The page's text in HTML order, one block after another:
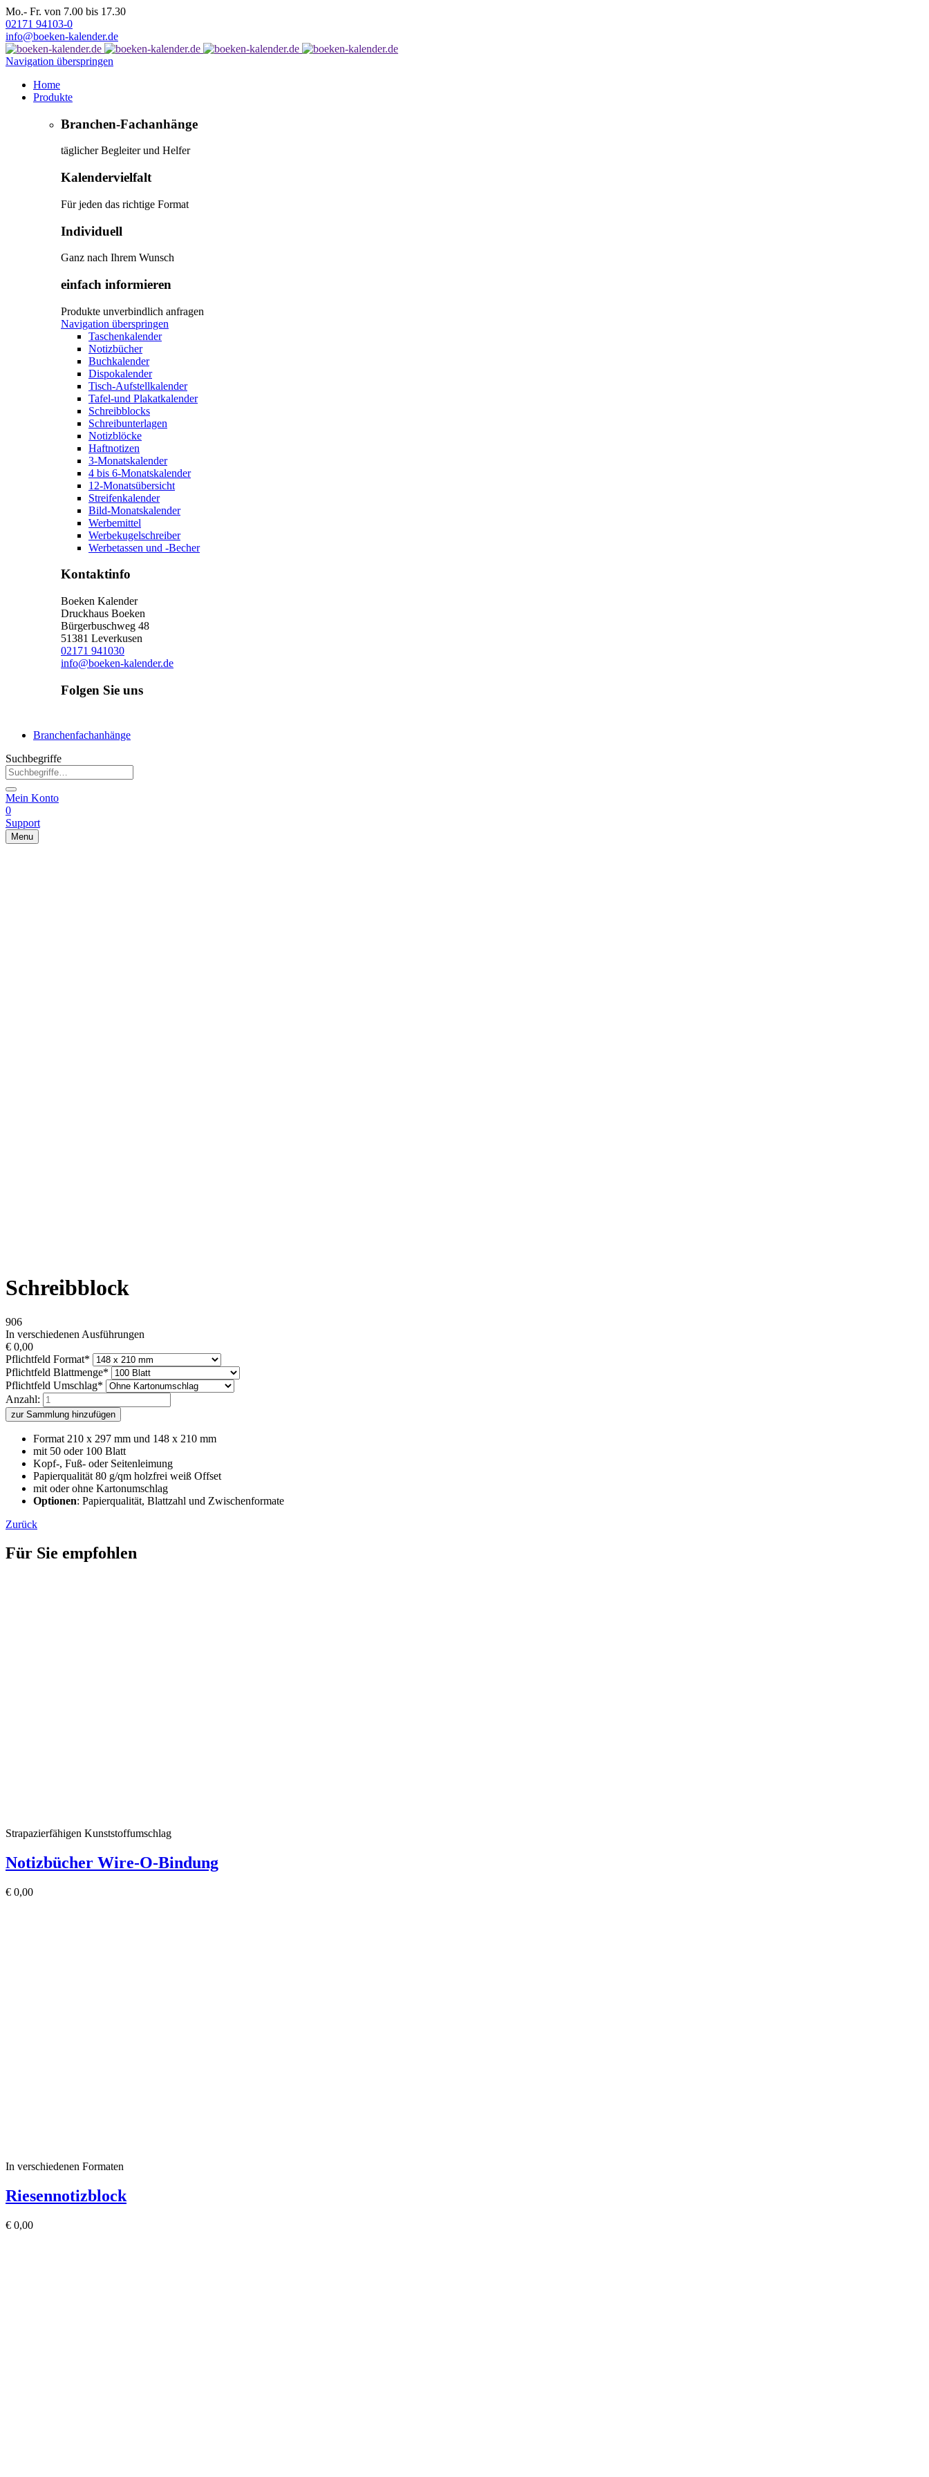
Mo.- Fr. von 7.00 bis 17.30
02171 94103-0
info@boeken-kalender.de
Navigation überspringen
Home
Produkte
Branchen-Fachanhänge
täglicher Begleiter und Helfer
Kalendervielfalt
Für jeden das richtige Format
Individuell
Ganz nach Ihrem Wunsch
einfach informieren
Produkte unverbindlich anfragen
Navigation überspringen
Taschenkalender
Notizbücher
Buchkalender
Dispokalender
Tisch-Aufstellkalender
Tafel-und Plakatkalender
Schreibblocks
Schreibunterlagen
Notizblöcke
Haftnotizen
3-Monatskalender
4 bis 6-Monatskalender
12-Monatsübersicht
Streifenkalender
Bild-Monatskalender
Werbemittel
Werbekugelschreiber
Werbetassen und -Becher
Kontaktinfo
Boeken Kalender
Druckhaus Boeken
Bürgerbuschweg 48
51381 Leverkusen
02171 941030
info@boeken-kalender.de
Folgen Sie uns
Branchenfachanhänge
Suchbegriffe
Mein Konto
0
Support
Menu
Schreibblock
906
In verschiedenen Ausführungen
€ 0,00
Pflichtfeld Format*
Pflichtfeld Blattmenge*
Pflichtfeld Umschlag*
Anzahl:
zur Sammlung hinzufügen
Format 210 x 297 mm und 148 x 210 mm
mit 50 oder 100 Blatt
Kopf-, Fuß- oder Seitenleimung
Papierqualität 80 g/qm holzfrei weiß Offset
mit oder ohne Kartonumschlag
Optionen: Papierqualität, Blattzahl und Zwischenformate
Zurück
Für Sie empfohlen
Strapazierfähigen Kunststoffumschlag
Notizbücher Wire-O-Bindung
€ 0,00
In verschiedenen Formaten
Riesennotizblock
€ 0,00